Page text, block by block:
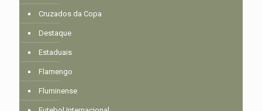
Cruzados da Copa
Destaque
Estaduais
Flamengo
Fluminense